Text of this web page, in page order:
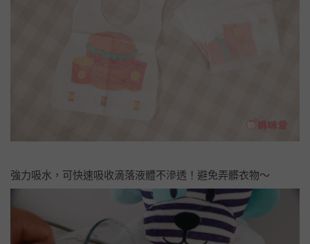
強力吸水，可快速吸收滴落液體不滲透！避免弄髒衣物～